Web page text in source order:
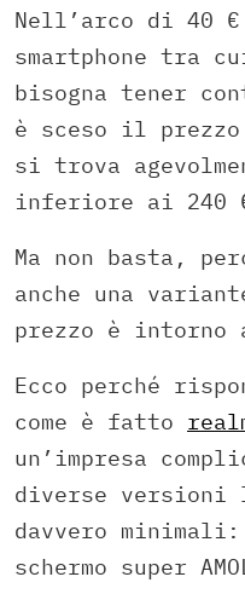
Nell’arco di 40
smartphone tra
bisogna tener
è sceso il
si trova
inferiore ai 240
Ma non basta,
anche una
prezzo è intorno
Ecco perché
come è fatto
un’impresa
diverse versioni
davvero
schermo super